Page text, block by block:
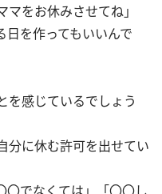
マをお休みさせてね」
日を作ってもいいんで
を感じているでしょう
分に休む許可を出せてい